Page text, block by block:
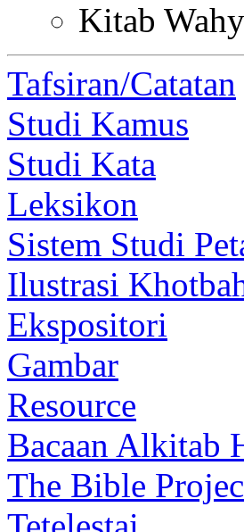
Kitab
Tafsiran/Catatan
Studi Kamus
Studi Kata
Leksikon
Sistem Studi
Ilustrasi
Ekspositori
Gambar
Resource
Bacaan Alkitab
The Bible